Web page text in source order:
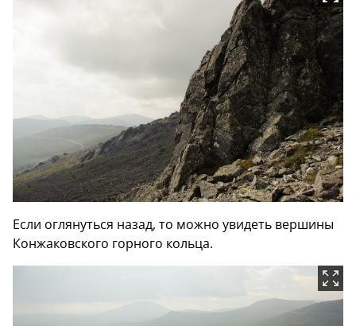
Если оглянуться назад, то можно увидеть вершины
Конжаковского горного кольца.